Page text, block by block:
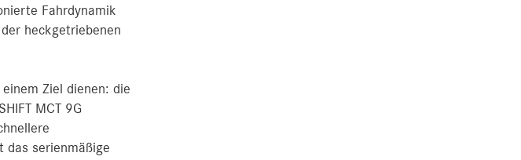
Fahrdynamik
heckgetriebenen
Ziel dienen: die
MCT 9G
das serienmäßige